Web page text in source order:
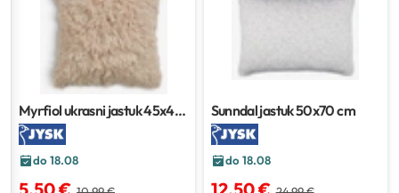
Myrfiol ukrasni jastuk45x45
cm
do 18.08
Sunndal jastuk50x70 cm
do 18.08